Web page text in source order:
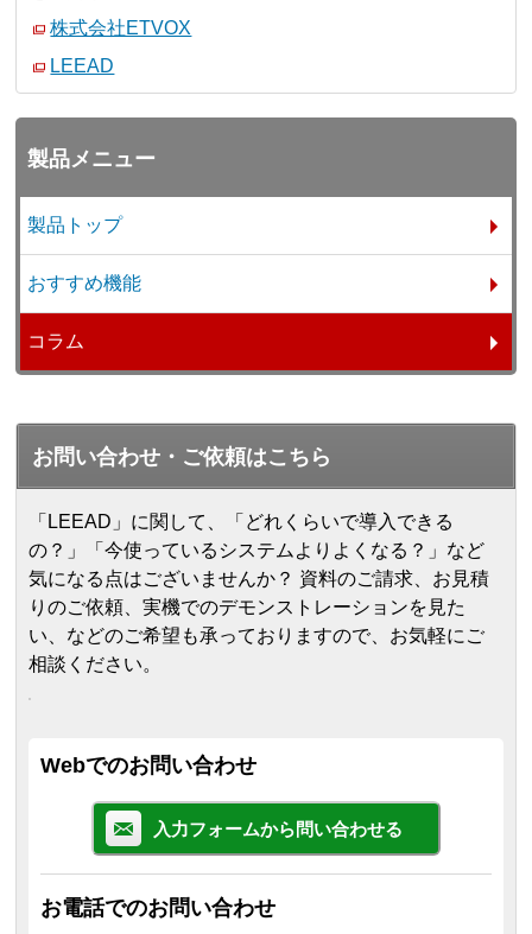
株式会社ETVOX
LEEAD
製品メニュー
製品トップ
おすすめ機能
コラム
お問い合わせ・ご依頼はこちら
「LEEAD」に関して、「どれくらいで導入できる
の？」「今使っているシステムよりよくなる？」など
気になる点はございませんか？ 資料のご請求、お見積
りのご依頼、実機でのデモンストレーションを見た
い、などのご希望も承っておりますので、お気軽にご
相談ください。
Webでのお問い合わせ
入力フォームから問い合わせる
お電話でのお問い合わせ